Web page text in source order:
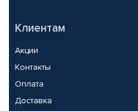
Клиентам
Акции
Контакты
Оплата
Доставка